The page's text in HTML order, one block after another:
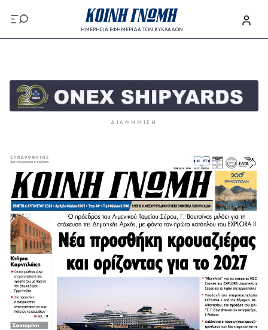
Παράκαμψη προς το κυρίως περιεχόμενο
ΗΜΕΡΗΣΙΑ ΕΦΗΜΕΡΙΔΑ ΤΩΝ ΚΥΚΛΑΔΩΝ
ΔΙΑΦΉΜΙΣΗ